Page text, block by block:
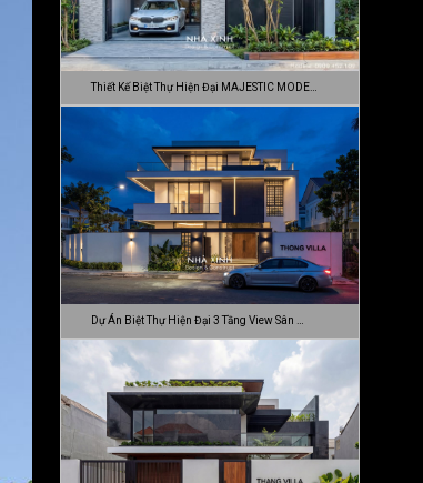
Thiết Kế Biệt Thự Hiện Đại MAJESTIC MODE…
Dự Án Biệt Thự Hiện Đại 3 Tầng View Sân …